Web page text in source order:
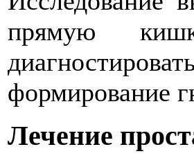
прямую
формирование
Лечение